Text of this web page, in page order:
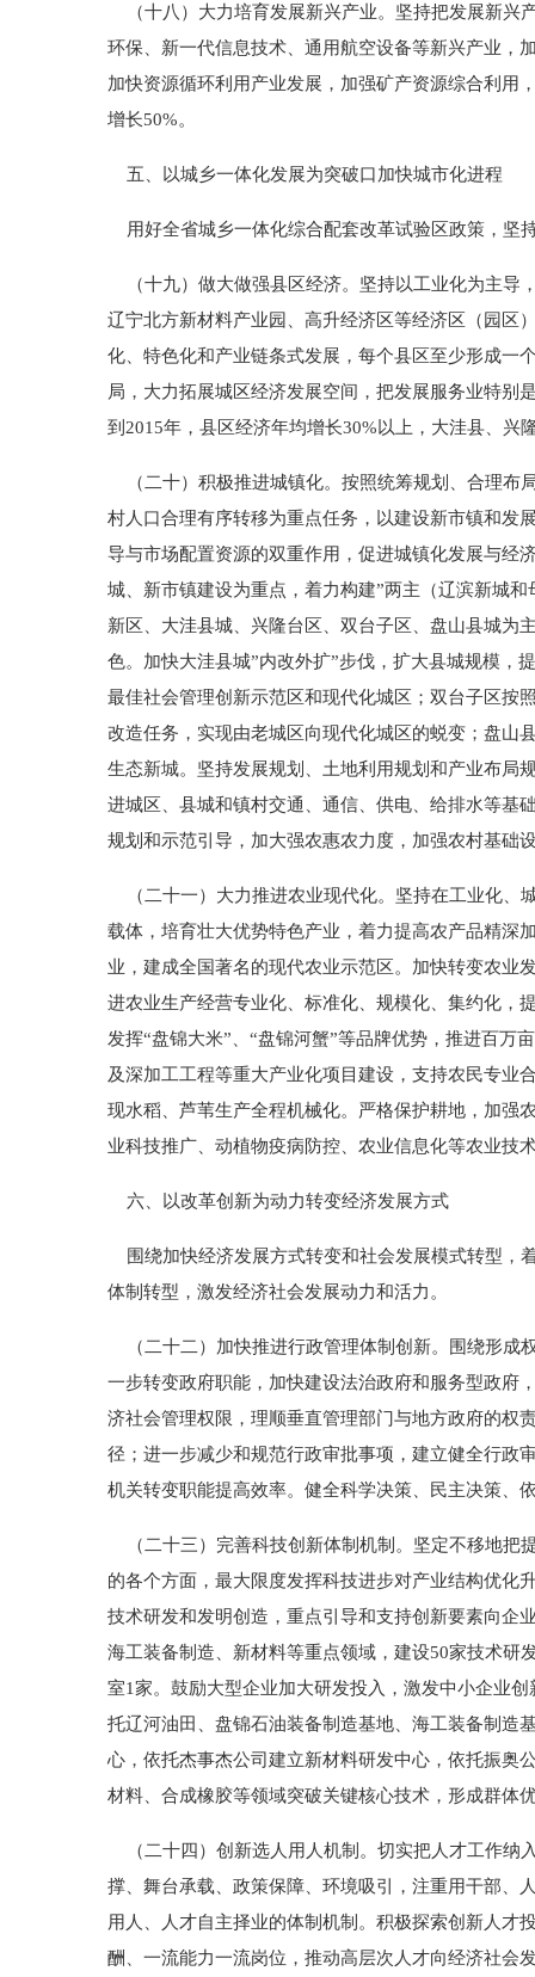
（十八）大力培育发展新兴产业。坚持把发展新兴
环保、新一代信息技术、通用航空设备等新兴产业，
加快资源循环利用产业发展，加强矿产资源综合利用
增长50%。
五、以城乡一体化发展为突破口加快城市化进程
用好全省城乡一体化综合配套改革试验区政策，坚
（十九）做大做强县区经济。坚持以工业化为主导
辽宁北方新材料产业园、高升经济区等经济区（园区
化、特色化和产业链条式发展，每个县区至少形成一
局，大力拓展城区经济发展空间，把发展服务业特别
到2015年，县区经济年均增长30%以上，大洼县、
（二十）积极推进城镇化。按照统筹规划、合理布
村人口合理有序转移为重点任务，以建设新市镇和发
导与市场配置资源的双重作用，促进城镇化发展与经
城、新市镇建设为重点，着力构建”两主（辽滨新城
新区、大洼县城、兴隆台区、双台子区、盘山县城为
色。加快大洼县城”内改外扩”步伐，扩大县城规模，
最佳社会管理创新示范区和现代化城区；双台子区按
改造任务，实现由老城区向现代化城区的蜕变；盘山
生态新城。坚持发展规划、土地利用规划和产业布局
进城区、县城和镇村交通、通信、供电、给排水等基
规划和示范引导，加大强农惠农力度，加强农村基础
（二十一）大力推进农业现代化。坚持在工业化、
载体，培育壮大优势特色产业，着力提高农产品精深
业，建成全国著名的现代农业示范区。加快转变农业
进农业生产经营专业化、标准化、规模化、集约化，
发挥“盘锦大米”、“盘锦河蟹”等品牌优势，推进百
及深加工工程等重大产业化项目建设，支持农民专业
现水稻、芦苇生产全程机械化。严格保护耕地，加强
业科技推广、动植物疫病防控、农业信息化等农业技
六、以改革创新为动力转变经济发展方式
围绕加快经济发展方式转变和社会发展模式转型，
体制转型，激发经济社会发展动力和活力。
（二十二）加快推进行政管理体制创新。围绕形成
一步转变政府职能，加快建设法治政府和服务型政府
济社会管理权限，理顺垂直管理部门与地方政府的权
径；进一步减少和规范行政审批事项，建立健全行政
机关转变职能提高效率。健全科学决策、民主决策、
（二十三）完善科技创新体制机制。坚定不移地把
的各个方面，最大限度发挥科技进步对产业结构优化
技术研发和发明创造，重点引导和支持创新要素向企
海工装备制造、新材料等重点领域，建设50家技术研
室1家。鼓励大型企业加大研发投入，激发中小企业
托辽河油田、盘锦石油装备制造基地、海工装备制造
心，依托杰事杰公司建立新材料研发中心，依托振奥
材料、合成橡胶等领域突破关键核心技术，形成群体
（二十四）创新选人用人机制。切实把人才工作纳
撑、舞台承载、政策保障、环境吸引，注重用干部、
用人、人才自主择业的体制机制。积极探索创新人才
酬、一流能力一流岗位，推动高层次人才向经济社会